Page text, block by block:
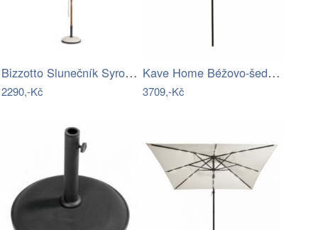
Bizzotto Slunečník Syros 300 x 200 cm
2290,-Kč
Kave Home Béžovo-šedý slunečník Milna ø…
3709,-Kč